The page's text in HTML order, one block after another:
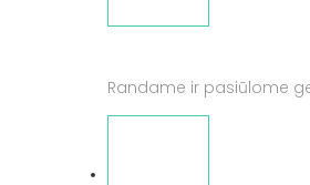
Randame ir pasiūlome